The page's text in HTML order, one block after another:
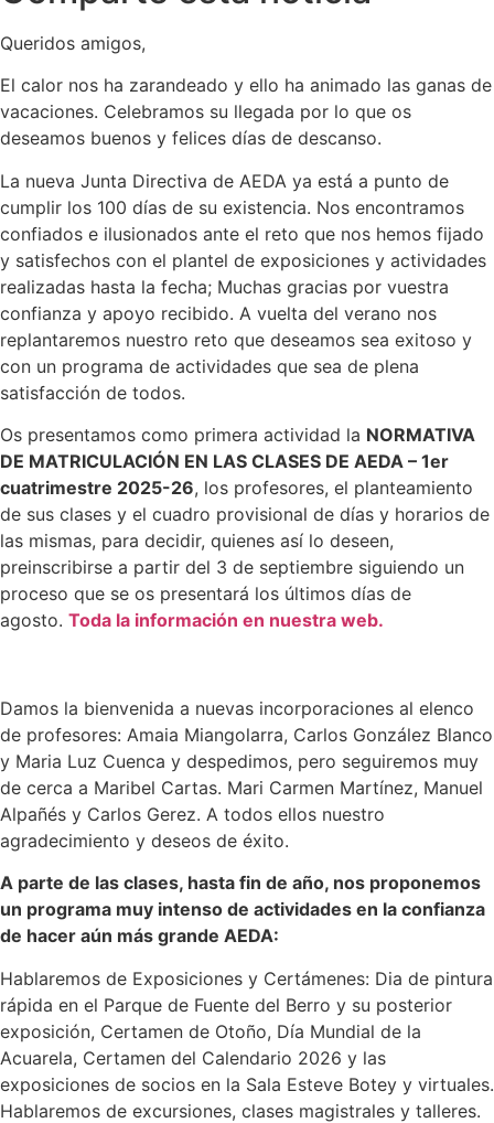
Queridos amigos,
El calor nos ha zarandeado y ello ha animado las ganas de
vacaciones. Celebramos su llegada por lo que os
deseamos buenos y felices días de descanso.
La nueva Junta Directiva de AEDA ya está a punto de
cumplir los 100 días de su existencia. Nos encontramos
confiados e ilusionados ante el reto que nos hemos fijado
y satisfechos con el plantel de exposiciones y actividades
realizadas hasta la fecha; Muchas gracias por vuestra
confianza y apoyo recibido. A vuelta del verano nos
replantaremos nuestro reto que deseamos sea exitoso y
con un programa de actividades que sea de plena
satisfacción de todos.
Os presentamos como primera actividad la NORMATIVA
DE MATRICULACIÓN EN LAS CLASES DE AEDA – 1er
cuatrimestre 2025-26, los profesores, el planteamiento
de sus clases y el cuadro provisional de días y horarios de
las mismas, para decidir, quienes así lo deseen,
preinscribirse a partir del 3 de septiembre siguiendo un
proceso que se os presentará los últimos días de
agosto. Toda la información en nuestra web.
Damos la bienvenida a nuevas incorporaciones al elenco
de profesores: Amaia Miangolarra, Carlos González Blanco
y Maria Luz Cuenca y despedimos, pero seguiremos muy
de cerca a Maribel Cartas. Mari Carmen Martínez, Manuel
Alpañés y Carlos Gerez. A todos ellos nuestro
agradecimiento y deseos de éxito.
A parte de las clases, hasta fin de año, nos proponemos
un programa muy intenso de actividades en la confianza
de hacer aún más grande AEDA:
Hablaremos de Exposiciones y Certámenes: Dia de pintura
rápida en el Parque de Fuente del Berro y su posterior
exposición, Certamen de Otoño, Día Mundial de la
Acuarela, Certamen del Calendario 2026 y las
exposiciones de socios en la Sala Esteve Botey y virtuales.
Hablaremos de excursiones, clases magistrales y talleres.